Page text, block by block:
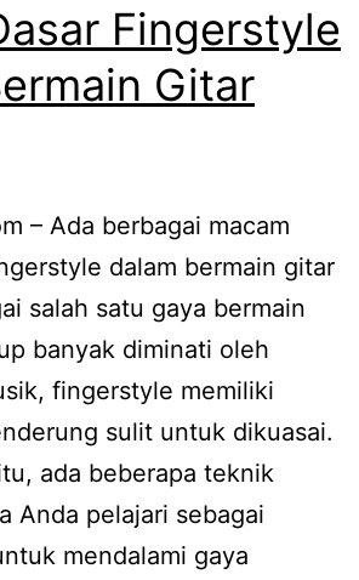
Fingerstyle
Gitar
– Ada berbagai macam
dalam bermain gitar
salah satu gaya bermain
banyak diminati oleh
fingerstyle memiliki
sulit untuk dikuasai.
ada beberapa teknik
Anda pelajari sebagai
mendalami gaya